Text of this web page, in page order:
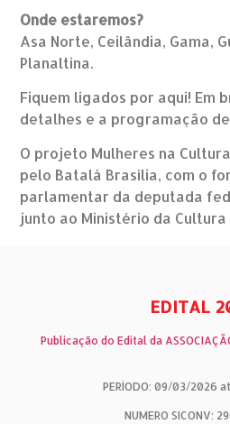
​Onde estaremos?
Asa Norte, Ceilândia, Gama,
Planaltina.
​Fiquem ligados por aqui! Em
detalhes e a programação
​O projeto Mulheres na
pelo Batalá Brasília, com o
parlamentar da deputada
junto ao Ministério da Cultura
EDITAL
Publicação do Edital da
PERÍODO: 09/03/2026
NUMERO SICONV: